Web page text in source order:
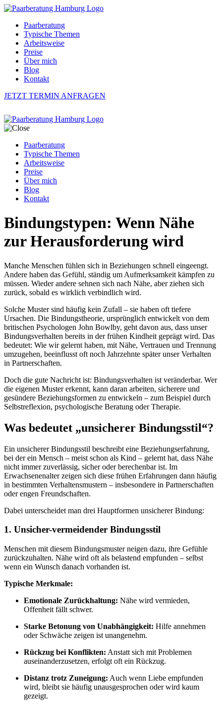
Paarberatung
Typische Themen
Arbeitsweise
Preise
Über mich
Blog
Kontakt
JETZT TERMIN ANFRAGEN
Paarberatung
Typische Themen
Arbeitsweise
Preise
Über mich
Blog
Kontakt
Bindungstypen: Wenn Nähe
zur Herausforderung wird
Manche Menschen fühlen sich in Beziehungen schnell eingeengt.
Andere haben das Gefühl, ständig um Aufmerksamkeit kämpfen zu
müssen. Wieder andere sehnen sich nach Nähe, aber ziehen sich
zurück, sobald es wirklich verbindlich wird.
Solche Muster sind häufig kein Zufall – sie haben oft tiefere
Ursachen. Die Bindungstheorie, ursprünglich entwickelt von dem
britischen Psychologen John Bowlby, geht davon aus, dass unser
Bindungsverhalten bereits in der frühen Kindheit geprägt wird. Das
bedeutet: Wie wir gelernt haben, mit Nähe, Vertrauen und Trennung
umzugehen, beeinflusst oft noch Jahrzehnte später unser Verhalten
in Partnerschaften.
Doch die gute Nachricht ist: Bindungsverhalten ist veränderbar. Wer
die eigenen Muster erkennt, kann daran arbeiten, sicherere und
gesündere Beziehungsformen zu entwickeln – zum Beispiel durch
Selbstreflexion, psychologische Beratung oder Therapie.
Was bedeutet „unsicherer Bindungsstil“?
Ein unsicherer Bindungsstil beschreibt eine Beziehungserfahrung,
bei der ein Mensch – meist schon als Kind – gelernt hat, dass Nähe
nicht immer zuverlässig, sicher oder berechenbar ist. Im
Erwachsenenalter zeigen sich diese frühen Erfahrungen dann häufig
in bestimmten Verhaltensmustern – insbesondere in Partnerschaften
oder engen Freundschaften.
Dabei unterscheidet man drei Hauptformen unsicherer Bindung:
1. Unsicher-vermeidender Bindungsstil
Menschen mit diesem Bindungsmuster neigen dazu, ihre Gefühle
zurückzuhalten. Nähe wird oft als belastend empfunden – selbst
wenn ein Wunsch danach vorhanden ist.
Typische Merkmale:
Emotionale Zurückhaltung: Nähe wird vermieden,
Offenheit fällt schwer.
Starke Betonung von Unabhängigkeit: Hilfe annehmen
oder Schwäche zeigen ist unangenehm.
Rückzug bei Konflikten: Anstatt sich mit Problemen
auseinanderzusetzen, erfolgt oft ein Rückzug.
Distanz trotz Zuneigung: Auch wenn Liebe empfunden
wird, bleibt sie häufig unausgesprochen oder wird kaum
gezeigt.